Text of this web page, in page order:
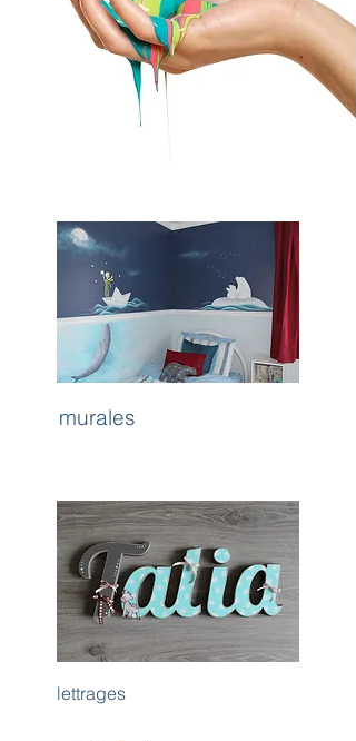
murales
lettrages